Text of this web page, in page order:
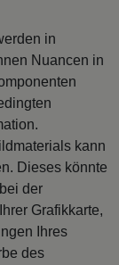
in
Nuancen in
kann
Dieses könnte
der
Grafikkarte,
Ihres
des